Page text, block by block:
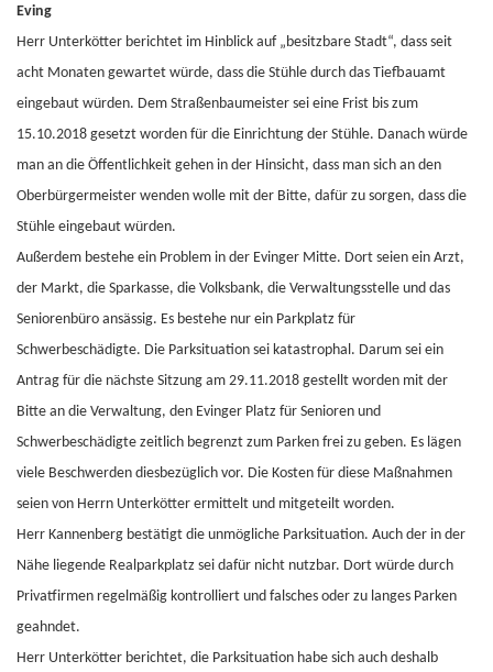
Eving
Herr Unterkötter berichtet im Hinblick auf „besitzbare Stadt“, dass seit
acht Monaten gewartet würde, dass die Stühle durch das Tiefbauamt
eingebaut würden. Dem Straßenbaumeister sei eine Frist bis zum
15.10.2018 gesetzt worden für die Einrichtung der Stühle. Danach würde
man an die Öffentlichkeit gehen in der Hinsicht, dass man sich an den
Oberbürgermeister wenden wolle mit der Bitte, dafür zu sorgen, dass die
Stühle eingebaut würden.
Außerdem bestehe ein Problem in der Evinger Mitte. Dort seien ein Arzt,
der Markt, die Sparkasse, die Volksbank, die Verwaltungsstelle und das
Seniorenbüro ansässig. Es bestehe nur ein Parkplatz für
Schwerbeschädigte. Die Parksituation sei katastrophal. Darum sei ein
Antrag für die nächste Sitzung am 29.11.2018 gestellt worden mit der
Bitte an die Verwaltung, den Evinger Platz für Senioren und
Schwerbeschädigte zeitlich begrenzt zum Parken frei zu geben. Es lägen
viele Beschwerden diesbezüglich vor. Die Kosten für diese Maßnahmen
seien von Herrn Unterkötter ermittelt und mitgeteilt worden.
Herr Kannenberg bestätigt die unmögliche Parksituation. Auch der in der
Nähe liegende Realparkplatz sei dafür nicht nutzbar. Dort würde durch
Privatfirmen regelmäßig kontrolliert und falsches oder zu langes Parken
geahndet.
Herr Unterkötter berichtet, die Parksituation habe sich auch deshalb